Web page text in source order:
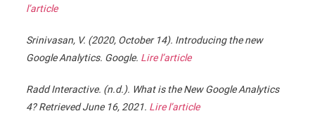
l’article
Srinivasan, V. (2020, October 14). Introducing the new
Google Analytics. Google. Lire l’article
Radd Interactive. (n.d.). What is the New Google Analytics
4? Retrieved June 16, 2021. Lire l’article